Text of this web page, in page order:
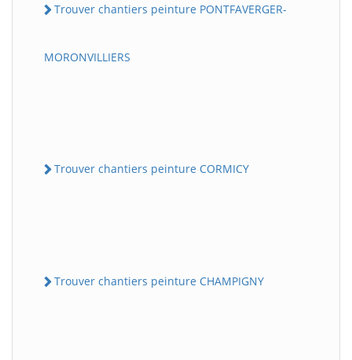
Trouver chantiers peinture PONTFAVERGER-
MORONVILLIERS
Trouver chantiers peinture CORMICY
Trouver chantiers peinture CHAMPIGNY